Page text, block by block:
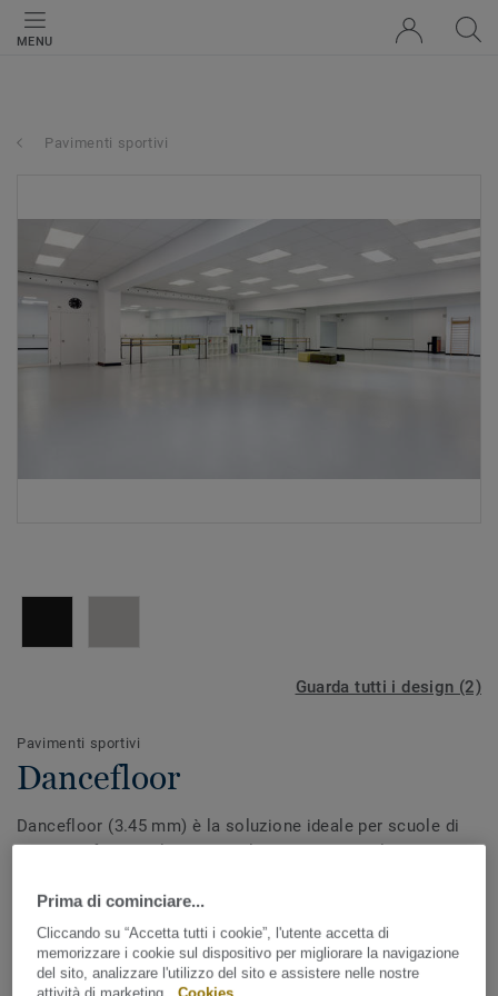
MENU
Pavimenti sportivi
Guarda tutti i design (2)
Pavimenti sportivi
Dancefloor
Dancefloor (3.45 mm) è la soluzione ideale per scuole di
danza professionali e danza classica amatoriale.
rischio di cadute e migliorando le performance.
Mostra tutto
CARATTERISTICHE PRINCIPALI
Prima di cominciare...
Cliccando su “Accetta tutti i cookie”, l'utente accetta di
memorizzare i cookie sul dispositivo per migliorare la navigazione
del sito, analizzare l'utilizzo del sito e assistere nelle nostre